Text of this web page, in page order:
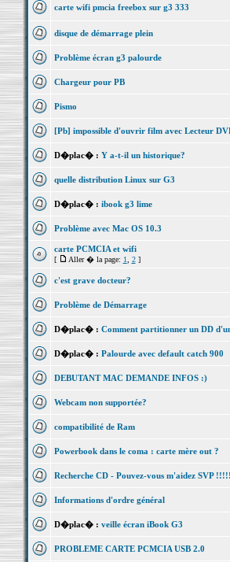
carte wifi pmcia freebox sur g3 333
disque de démarrage plein
Problème écran g3 palourde
Chargeur pour PB
Pismo
[Pb] impossible d'ouvrir film avec Lecteur
D�plac� : Y a-t-il un historique?
quelle distribution Linux sur G3
D�plac� : ibook g3 lime
Problème avec Mac OS 10.3
carte PCMCIA et wifi
[ Aller � la page: 1 2]
c'est grave docteur?
Problème de Démarrage
D�plac� : Comment partitionner un DD
D�plac� : Palourde avec default catch 900
DEBUTANT MAC DEMANDE INFOS :)
Webcam non supportée?
compatibilité de Ram
Powerbook dans le coma : carte mère out ?
Recherche CD - Pouvez-vous m'aidez SVP
Informations d'ordre général
D�plac� : veille écran iBook G3
PROBLEME CARTE PCMCIA USB 2.0